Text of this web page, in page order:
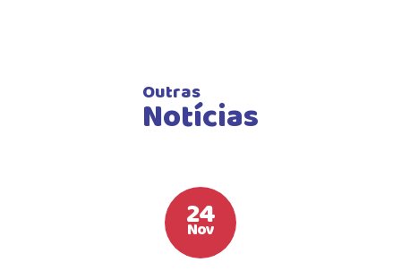
Outras
Notícias
24
Nov